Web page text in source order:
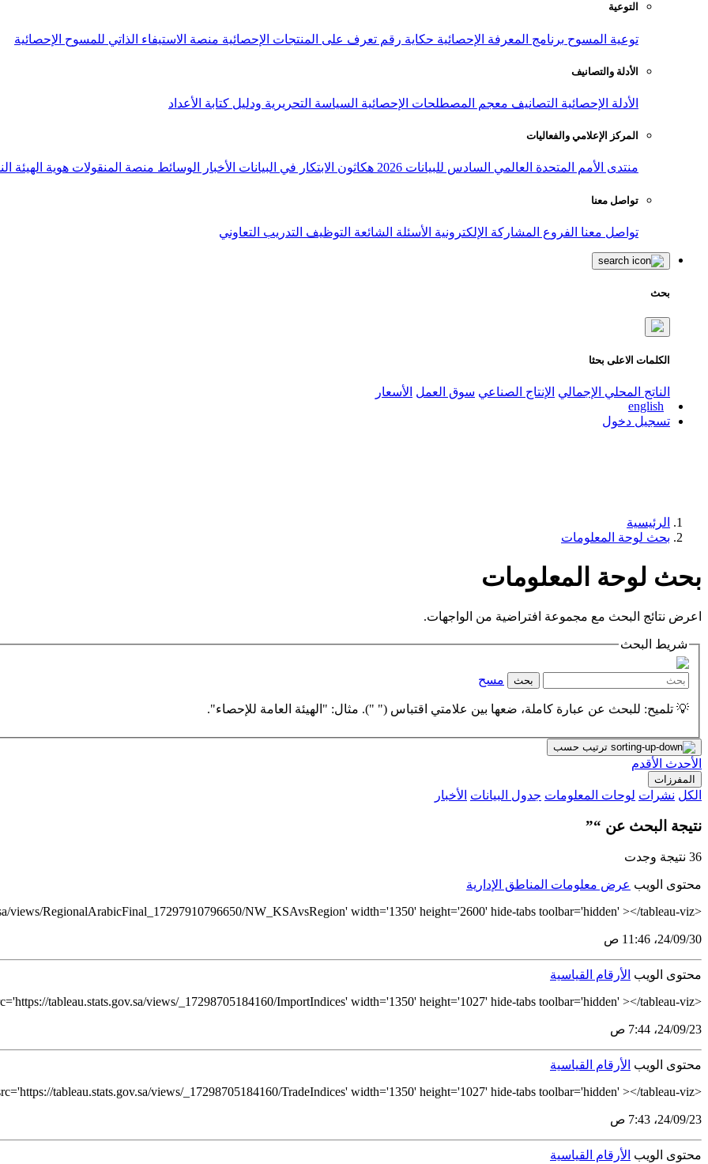
التوعية
توعية المسوح برنامج المعرفة الإحصائية حكاية رقم تعرف على المنتجات الإحصائية منصة الاستيفاء الذاتي للمسوح الإحصائية
الأدلة والتصانيف
الأدلة الإحصائية التصانيف معجم المصطلحات الإحصائية السياسة التحريرية ودليل كتابة الأعداد
المركز الإعلامي والفعاليات
منتدى الأمم المتحدة العالمي السادس للبيانات 2026 هكاثون الابتكار في البيانات الأخبار الوسائط منصة المنقولات هوية الهيئة
تواصل معنا
تواصل معنا الفروع المشاركة الإلكترونية الأسئلة الشائعة التوظيف التدريب التعاوني
بحث
الكلمات الاعلى بحثا
الناتج المحلي الإجمالي الإنتاج الصناعي سوق العمل الأسعار
english
تسجيل دخول
الرئيسية
بحث لوحة المعلومات
بحث لوحة المعلومات
اعرض نتائج البحث مع مجموعة افتراضية من الواجهات.
شريط البحث
بحث مسح
💡 تلميح: للبحث عن عبارة كاملة، ضعها بين علامتي اقتباس (" "). مثال: "الهيئة العامة للإحصاء".
ترتيب حسب
الأحدث الأقدم
المفرزات
الكل نشرات لوحات المعلومات جدول البيانات الأخبار
نتيجة البحث عن “”
36 نتيجة وجدت
محتوى الويب عرض معلومات المناطق الإدارية
<tableau-viz id='tableau-viz' src='https://tableau.stats.gov.sa/views/RegionalArabicFinal_17297910796650/NW_KSAvsRegion' width='1350' height='2600' hide-tabs toolbar='hidden' ></tableau-viz>
30‏/09‏/24، 11:46 ص
محتوى الويب الأرقام القياسية
<tableau-viz id='tableau-viz' src='https://tableau.stats.gov.sa/views/_17298705184160/ImportIndices' width='1350' height='1027' hide-tabs toolbar='hidden' ></tableau-viz>
23‏/09‏/24، 7:44 ص
محتوى الويب الأرقام القياسية
<tableau-viz id='tableau-viz' src='https://tableau.stats.gov.sa/views/_17298705184160/TradeIndices' width='1350' height='1027' hide-tabs toolbar='hidden' ></tableau-viz>
23‏/09‏/24، 7:43 ص
محتوى الويب الأرقام القياسية